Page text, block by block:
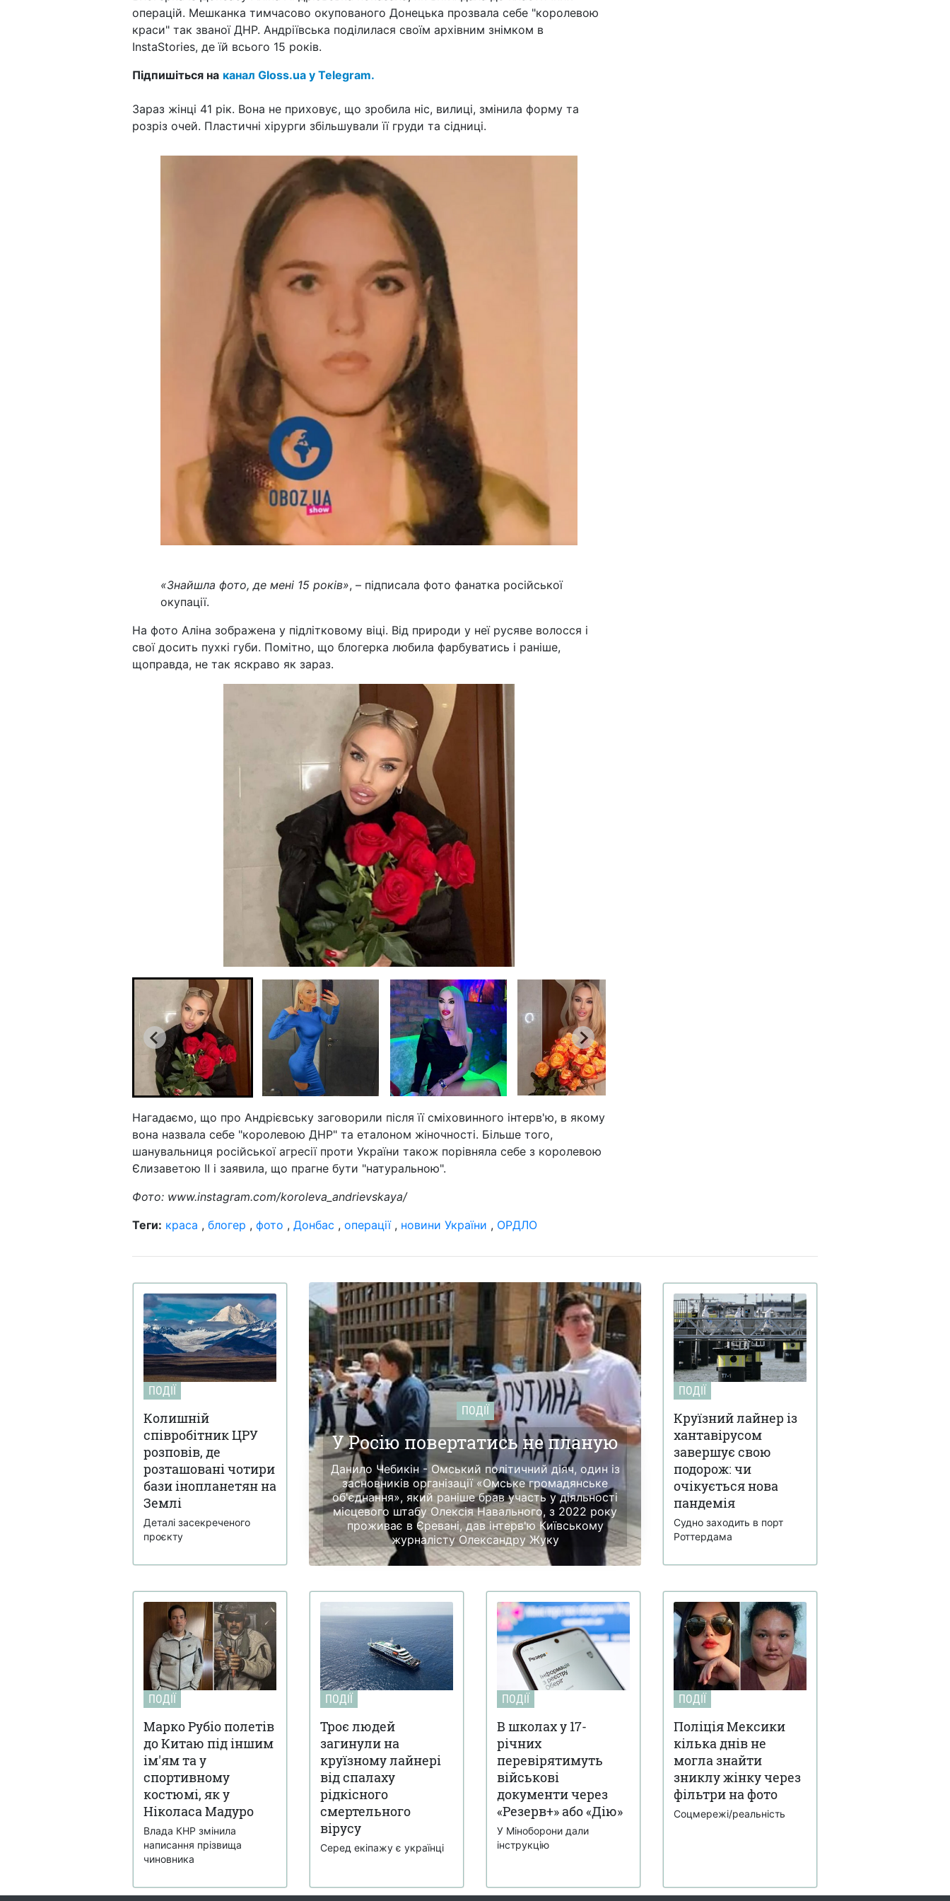
операцій. Мешканка тимчасово окупованого Донецька прозвала себе "королевою
краси" так званої ДНР. Андріївська поділилася своїм архівним знімком в
InstaStories, де їй всього 15 років.
Підпишіться на канал Gloss.ua у Telegram.
Зараз жінці 41 рік. Вона не приховує, що зробила ніс, вилиці, змінила форму та
розріз очей. Пластичні хірурги збільшували її груди та сідниці.
«Знайшла фото, де мені 15 років», – підписала фото фанатка російської
окупації.
На фото Аліна зображена у підлітковому віці. Від природи у неї русяве волосся і
свої досить пухкі губи. Помітно, що блогерка любила фарбуватись і раніше,
щоправда, не так яскраво як зараз.
Нагадаємо, що про Андрієвську заговорили після її сміховинного інтерв'ю, в якому
вона назвала себе "королевою ДНР" та еталоном жіночності. Більше того,
шанувальниця російської агресії проти України також порівняла себе з королевою
Єлизаветою II і заявила, що прагне бути "натуральною".
Фото: www.instagram.com/koroleva_andrievskaya/
Теги: краса , блогер , фото , Донбас , операції, новини України , ОРДЛО
ПОДІЇ
Колишній
співробітник ЦРУ
розповів, де
розташовані чотири
бази інопланетян на
Землі
Деталі засекреченого
проєкту
ПОДІЇ
У Росію повертатись не планую
Данило Чебикін - Омський політичний діяч, один із
засновників організації «Омське громадянське
об'єднання», який раніше брав участь у діяльності
місцевого штабу Олексія Навального, з 2022 року
проживає в Єревані, дав інтерв'ю Київському
журналісту Олександру Жуку
ПОДІЇ
Круїзний лайнер із
хантавірусом
завершує свою
подорож: чи
очікується нова
пандемія
Судно заходить в порт
Роттердама
ПОДІЇ
Марко Рубіо полетів
до Китаю під іншим
ім'ям та у
спортивному
костюмі, як у
Ніколаса Мадуро
Влада КНР змінила
написання прізвища
чиновника
ПОДІЇ
Троє людей
загинули на
круїзному лайнері
від спалаху
рідкісного
смертельного
вірусу
Серед екіпажу є українці
ПОДІЇ
В школах у 17-
річних
перевірятимуть
військові
документи через
«Резерв+» або «Дію»
У Міноборони дали
інструкцію
ПОДІЇ
Поліція Мексики
кілька днів не
могла знайти
зниклу жінку через
фільтри на фото
Соцмережі/реальність